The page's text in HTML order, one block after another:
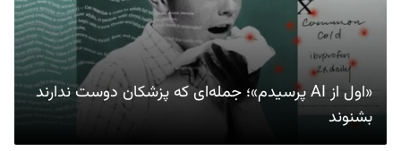
«اول از AI پرسیدم»؛ جمله‌ای که پزشکان دوست ندارند
بشنوند